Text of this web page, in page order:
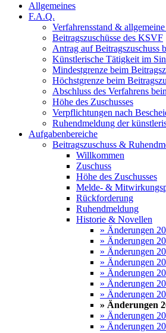
Allgemeines
F.A.Q.
Verfahrensstand &
Beitragszuschüsse des KSVF
Antrag auf Beitragszuschuss
Künstlerische Tätigkeit im
Mindestgrenze beim
Höchstgrenze beim
Abschluss des Verfahrens
Höhe des Zuschusses
Verpflichtungen nach
Ruhendmeldung der
Aufgabenbereiche
Beitragszuschuss &
Willkommen
Zuschuss
Höhe des Zuschusses
Melde- &
Rückforderung
Ruhendmeldung
Historie & Novellen
» Änderungen
» Änderungen
» Änderungen
» Änderungen
» Änderungen
» Änderungen
» Änderungen
» Änderungen
» Änderungen
» Änderungen